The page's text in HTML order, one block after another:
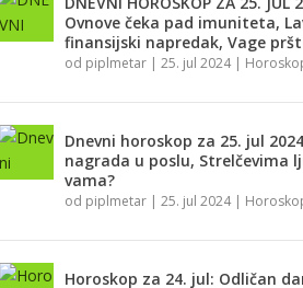
Ovnove čeka pad imuniteta,
finansijski napredak, Vage
od piplmetar| 25. jul 2024|
Dnevni horoskop za 25. jul
nagrada u poslu, Strelčevima
vama?
od piplmetar| 25. jul 2024|
Horoskop za 24. jul: Odličan